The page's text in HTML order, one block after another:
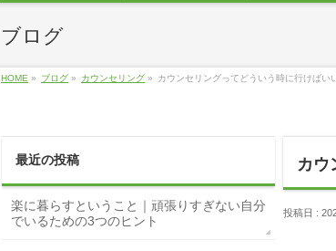
ブログ
HOME » ブログ » カウンセリング » カウンセリングってどういう時に行けばい
カウ
投稿日 :
最近の投稿
楽に暮らすということ｜頑張りすぎない自分
でいるための3つのヒント